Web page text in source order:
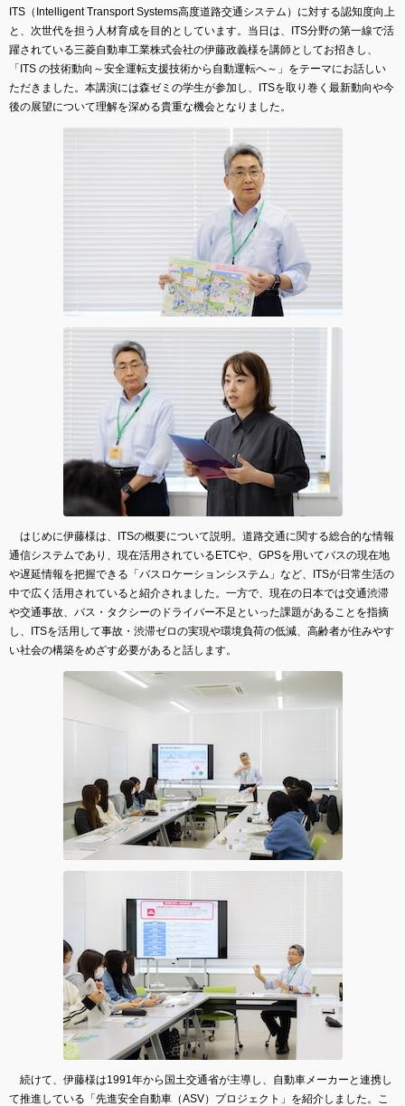
ITS（Intelligent Transport Systems高度道路交通システム）に対する認知度向上
と、次世代を担う人材育成を目的としています。当日は、ITS分野の第一線で活
躍されている三菱自動車工業株式会社の伊藤政義様を講師としてお招きし、
「ITS の技術動向～安全運転支援技術から自動運転へ～」をテーマにお話しい
ただきました。本講演には森ゼミの学生が参加し、ITSを取り巻く最新動向や今
後の展望について理解を深める貴重な機会となりました。
はじめに伊藤様は、ITSの概要について説明。道路交通に関する総合的な情報
通信システムであり、現在活用されているETCや、GPSを用いてバスの現在地
や遅延情報を把握できる「バスロケーションシステム」など、ITSが日常生活の
中で広く活用されていると紹介されました。一方で、現在の日本では交通渋滞
や交通事故、バス・タクシーのドライバー不足といった課題があることを指摘
し、ITSを活用して事故・渋滞ゼロの実現や環境負荷の低減、高齢者が住みやす
い社会の構築をめざす必要があると話します。
続けて、伊藤様は1991年から国土交通省が主導し、自動車メーカーと連携し
て推進している「先進安全自動車（ASV）プロジェクト」を紹介しました。こ